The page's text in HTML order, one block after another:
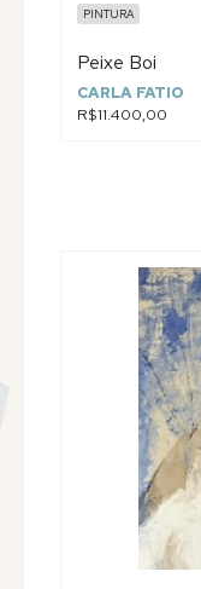
PINTURA
Peixe Boi
CARLA FATIO
R$11.400,00